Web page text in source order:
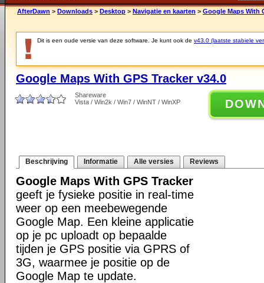
AfterDawn > Downloads > Desktop > Navigatie en kaarten > Google Maps With
Dit is een oude versie van deze software. Je kunt ook de v43.0 (laatste stabiele
Google Maps With GPS Tracker v34.0
Shareware
Vista / Win2k / Win7 / WinNT / WinXP
Beschrijving Informatie Alle versies Reviews
Google Maps With GPS Tracker
geeft je fysieke positie in real-time
weer op een meebewegende
Google Map. Een kleine applicatie
op je pc uploadt op bepaalde
tijden je GPS positie via GPRS of
3G, waarmee je positie op de
Google Map te update.